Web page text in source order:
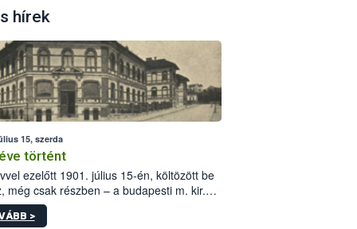
hírek
15, szerda
történt
ezelőtt 1901. július 15-én, költözött be
még csak részben – a budapesti m. kir.
állomás a Kis Rókus utca
alatti, Czigler Győző által tervezett új
>